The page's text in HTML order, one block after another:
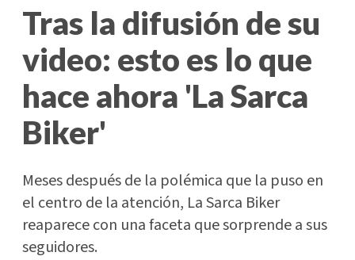
Tras la difusión de su
video: esto es lo que
hace ahora 'La Sarca
Biker'
Meses después de la polémica que la puso en
el centro de la atención, La Sarca Biker
reaparece con una faceta que sorprende a sus
seguidores.